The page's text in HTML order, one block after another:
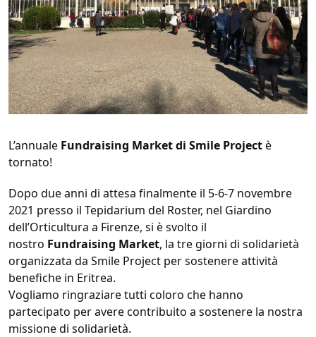
L’annuale Fundraising Market di Smile Projectè
tornato!
Dopo due anni di attesa finalmente il 5-6-7 novembre
2021 presso il Tepidarium del Roster, nel Giardino
dell’Orticultura a Firenze, si è svolto il
nostro Fundraising Market, la tre giorni di solidarietà
organizzata da Smile Project per sostenere attività
benefiche in Eritrea.
Vogliamo ringraziare tutti coloro che hanno
partecipato per avere contribuito a sostenere la nostra
missione di solidarietà.